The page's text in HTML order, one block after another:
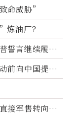
命威胁”
油厂？
誓言继续履行
前向中国提供
接军售转向间